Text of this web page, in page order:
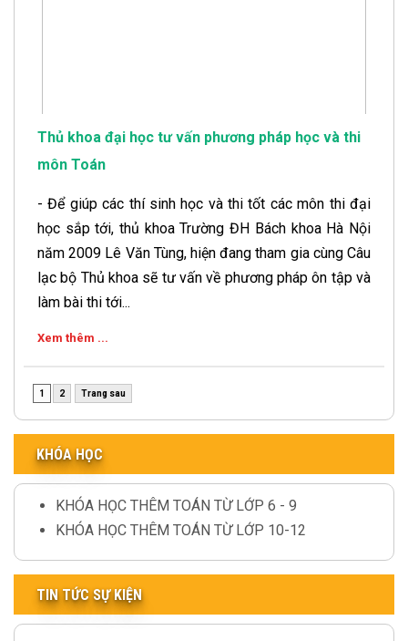
Thủ khoa đại học tư vấn phương pháp học và thi
môn Toán
- Để giúp các thí sinh học và thi tốt các môn thi đại
học sắp tới, thủ khoa Trường ĐH Bách khoa Hà Nội
năm 2009 Lê Văn Tùng, hiện đang tham gia cùng Câu
lạc bộ Thủ khoa sẽ tư vấn về phương pháp ôn tập và
làm bài thi tới...
Xem thêm ...
1 2 Trang sau
KHÓA HỌC
KHÓA HỌC THÊM TOÁN TỪ LỚP 6 - 9
KHÓA HỌC THÊM TOÁN TỪ LỚP 10-12
TIN TỨC SỰ KIỆN